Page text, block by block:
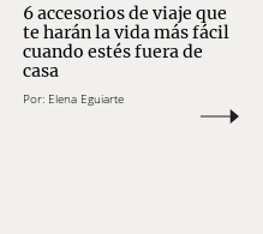
6 accesorios de viaje que
te harán la vida más fácil
cuando estés fuera de
casa
Por: Elena Eguiarte